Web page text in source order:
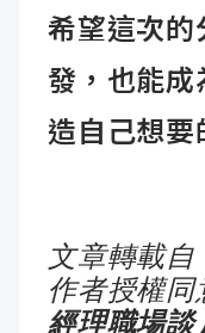
希望這次的
發，也能成
造自己想要
文章轉載自
作者授權同
經理職場